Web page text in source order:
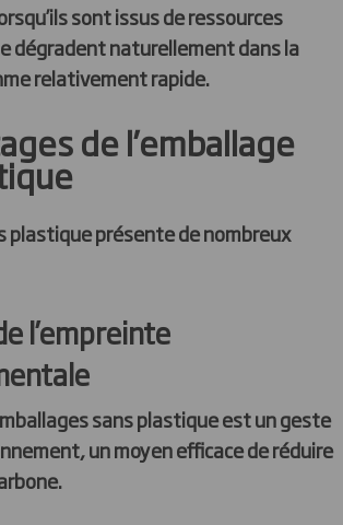
sont issus de ressources
dégradent naturellement dans la
relativement rapide.
de l’emballage
plastique présente de nombreux
l’empreinte
sans plastique est un geste
un moyen efficace de réduire